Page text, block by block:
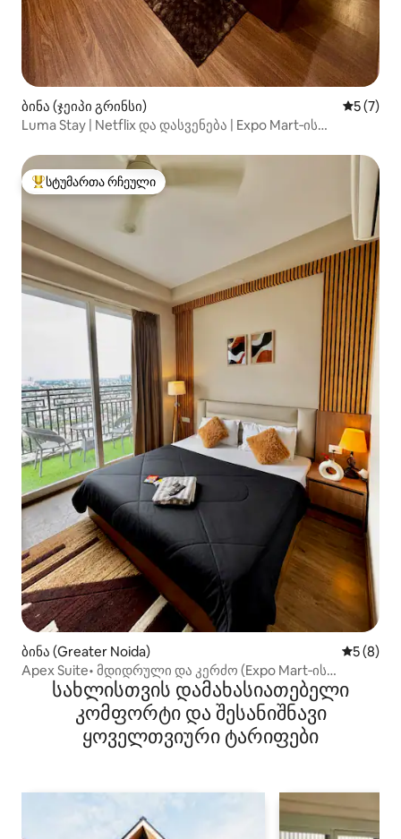
ბინა (ჯეიპი გრინსი)
5 (7)
Luma Stay | Netflix და დასვენება | Expo Mart‑ის
სტუმართა რჩეული მოწინავე ვარიანტი
სტუმართა რჩეული
ბინა (Greater Noida) საშუალო
5 (8)
Apex Suite• მდიდრული და კერძო (Expo Mart‑ის
მახლობლად)
სახლისთვის დამახასიათებელი
კომფორტი და შესანიშნავი
ყოველთვიური ტარიფები